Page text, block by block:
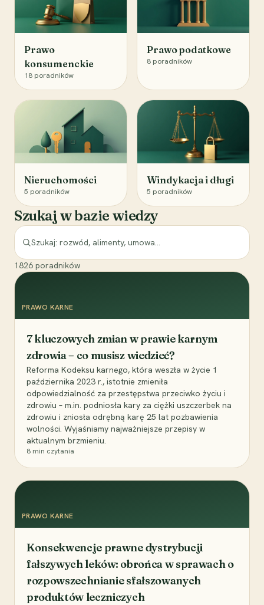
Prawo
konsumenckie
18 poradników
Prawo podatkowe
8 poradników
Nieruchomości
5 poradników
Windykacja i długi
5 poradników
Szukaj w bazie wiedzy
1826 poradników
PRAWO KARNE
7 kluczowych zmian w prawie karnym
zdrowia – co musisz wiedzieć?
Reforma Kodeksu karnego, która weszła w życie 1
października 2023 r., istotnie zmieniła
odpowiedzialność za przestępstwa przeciwko życiu i
zdrowiu – m.in. podniosła kary za ciężki uszczerbek na
zdrowiu i zniosła odrębną karę 25 lat pozbawienia
wolności. Wyjaśniamy najważniejsze przepisy w
aktualnym brzmieniu.
8 min czytania
PRAWO KARNE
Konsekwencje prawne dystrybucji
fałszywych leków: obrońca w sprawach o
rozpowszechnianie sfałszowanych
produktów leczniczych